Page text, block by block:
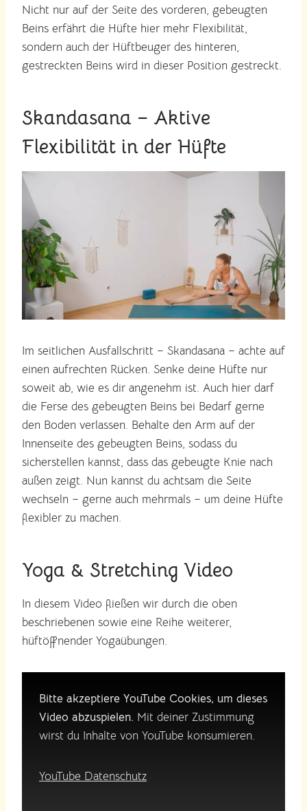
Nicht nur auf der Seite des vorderen, gebeugten
Beins erfährt die Hüfte hier mehr Flexibilität,
sondern auch der Hüftbeuger des hinteren,
gestreckten Beins wird in dieser Position gestreckt.
Skandasana – Aktive
Flexibilität in der Hüfte
Im seitlichen Ausfallschritt – Skandasana – achte auf
einen aufrechten Rücken. Senke deine Hüfte nur
soweit ab, wie es dir angenehm ist. Auch hier darf
die Ferse des gebeugten Beins bei Bedarf gerne
den Boden verlassen. Behalte den Arm auf der
Innenseite des gebeugten Beins, sodass du
sicherstellen kannst, dass das gebeugte Knie nach
außen zeigt. Nun kannst du achtsam die Seite
wechseln – gerne auch mehrmals – um deine Hüfte
flexibler zu machen.
Yoga & Stretching Video
In diesem Video fließen wir durch die oben
beschriebenen sowie eine Reihe weiterer,
hüftöffnender Yogaübungen.
Bitte akzeptiere YouTube Cookies, um dieses
Video abzuspielen. Mit deiner Zustimmung
wirst du Inhalte von YouTube konsumieren.
YouTube Datenschutz